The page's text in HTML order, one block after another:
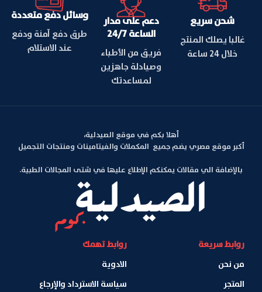
شحن سريع
غالبا يصلك المنتج
خلال 24 ساعة
دعم على مدار
الساعة 24/7
فريق من الأطباء
وصيادلة جاهزين
لمساعدتك
وسائل دفع متعددة
طرق دفع آمنة ودفع
عند الاستلام
أهلا بكم في موقع الصيدلية،
أكبر موقع مصري يضم جميع المكملات والفيتامينات ومنتجات التجميل
بالإضافة الي مقالات يمكنكم الإطلاع عليها في شتى المجالات الطبية.
روابط سريعة
من نحن
المتجر
روابط تهمك
الادوية
سياسة الاسترداد والإرجاع